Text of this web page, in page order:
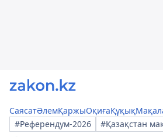
СаясатӘлемҚаржыОқиғаҚұқық
#Референдум-2026
#Қазақстан